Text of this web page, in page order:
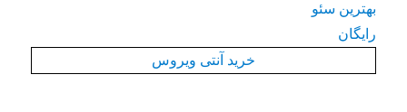
بهترین سئو
رایگان
خرید آنتی ویروس